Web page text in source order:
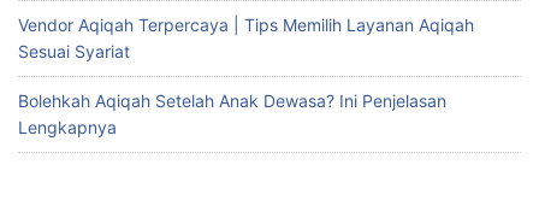
Vendor Aqiqah Terpercaya | Tips Memilih Layanan Aqiqah
Sesuai Syariat
Bolehkah Aqiqah Setelah Anak Dewasa? Ini Penjelasan
Lengkapnya